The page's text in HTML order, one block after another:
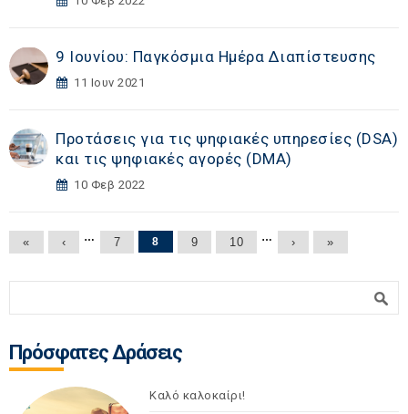
9 Ιουνίου: Παγκόσμια Ημέρα Διαπίστευσης
11 Ιουν 2021
Προτάσεις για τις ψηφιακές υπηρεσίες (DSA)
και τις ψηφιακές αγορές (DΜA)
10 Φεβ 2022
Σελίδες
« ‹ … 7 8 9 10 … › »
Πρόσφατες Δράσεις
Καλό καλοκαίρι!